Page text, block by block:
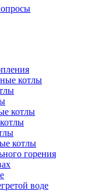
котлы
котлы
котлы
горения
воде